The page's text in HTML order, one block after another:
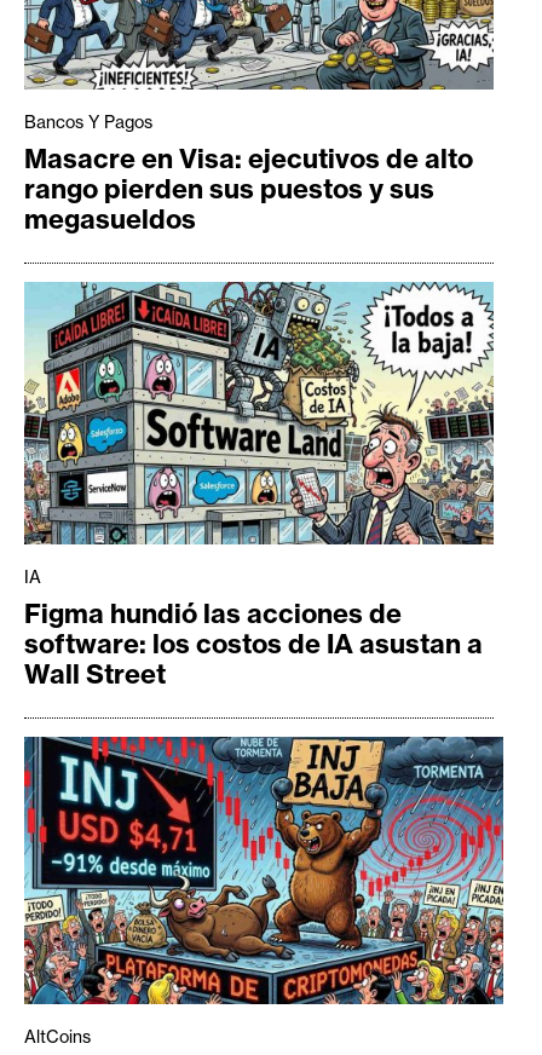
Bancos Y Pagos
Masacre en Visa: ejecutivos de alto
rango pierden sus puestos y sus
megasueldos
IA
Figma hundió las acciones de
software: los costos de IA asustan a
Wall Street
AltCoins